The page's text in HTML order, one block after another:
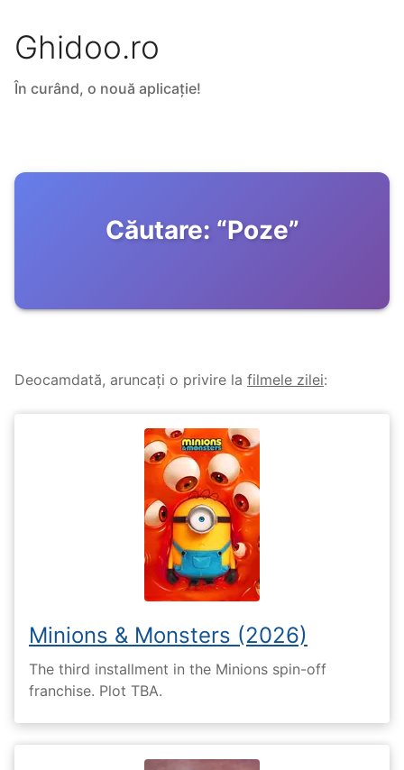
Ghidoo.ro
În curând, o nouă aplicație!
Căutare: “Poze”
Deocamdată, aruncați o privire la filmele zilei:
Minions & Monsters (2026)
The third installment in the Minions spin-off
franchise. Plot TBA.